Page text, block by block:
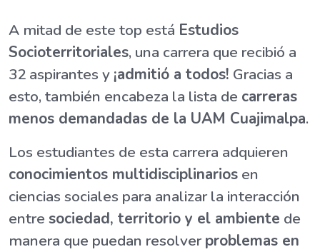
A mitad de este top está Estudios
Socioterritoriales, una carrera que recibió a
32 aspirantes y¡admitió a todos! Gracias a
esto, también encabeza la lista de carreras
menos demandadas de la UAM Cuajimalpa.
Los estudiantes de esta carrera adquieren
conocimientos multidisciplinarios en
ciencias sociales para analizar la interacción
entre sociedad, territorio y el ambiente de
manera que puedan resolverproblemas en